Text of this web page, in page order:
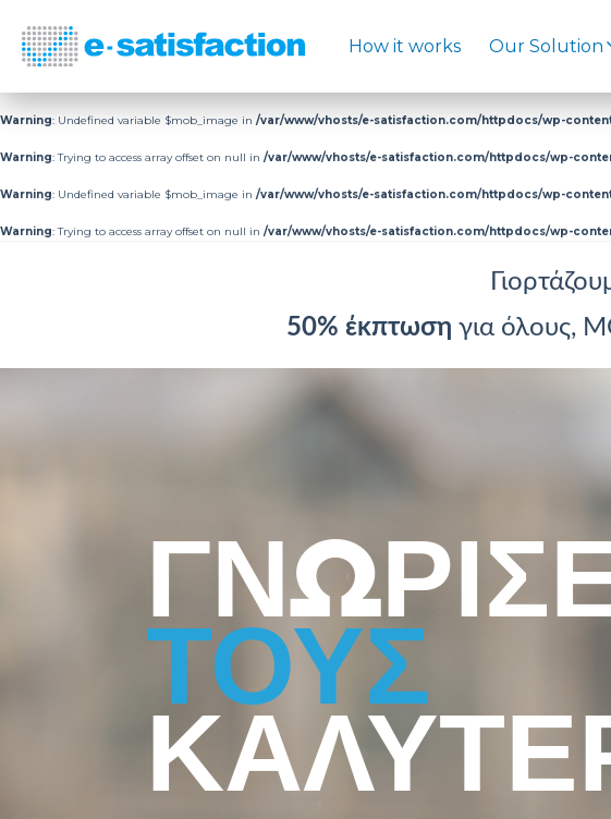
How it works Our Solution
Warning: Undefined variable $mob_image in /var/www/vhosts/e-satisfaction.com/httpdocs/wp-
Warning: Trying to access array offset on null in /var/www/vhosts/e-satisfaction.com/httpdocs/wp-
Warning: Undefined variable $mob_image in /var/www/vhosts/e-satisfaction.com/httpdocs/wp-
Warning: Trying to access array offset on null in /var/www/vhosts/e-satisfaction.com/httpdocs/wp-
50% έκπτωση για όλους,
ΤΟΥΣ